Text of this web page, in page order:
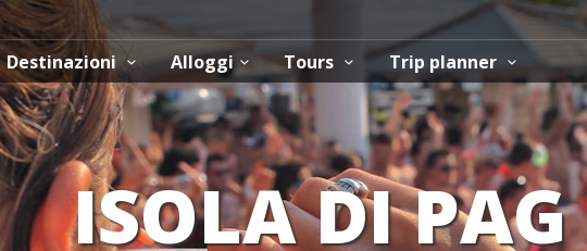
Destinazioni Alloggi Tours Trip planner
ISOLA DI PAG